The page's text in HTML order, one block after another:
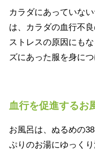
カラダにあっていな
は、カラダの血行不
ストレスの原因にも
ズにあった服を身に
血行を促進するお
お風呂は、ぬるめの
ぷりのお湯にゆっく